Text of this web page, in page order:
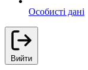
Особисті дані
Вийти